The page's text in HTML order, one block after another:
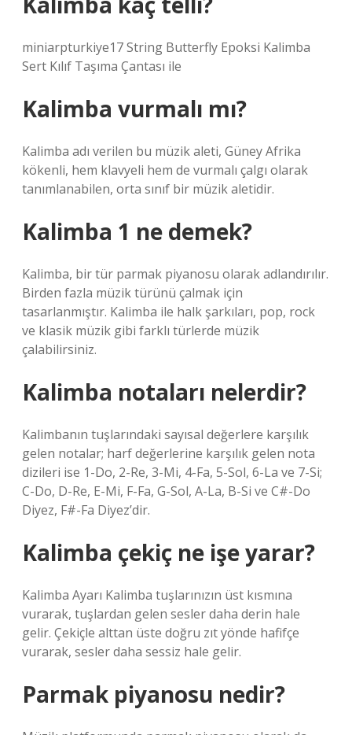
miniarpturkiye17 String Butterfly Epoksi Kalimba
Sert Kılıf Taşıma Çantası ile
Kalimba vurmalı mı?
Kalimba adı verilen bu müzik aleti, Güney Afrika
kökenli, hem klavyeli hem de vurmalı çalgı olarak
tanımlanabilen, orta sınıf bir müzik aletidir.
Kalimba 1 ne demek?
Kalimba, bir tür parmak piyanosu olarak adlandırılır.
Birden fazla müzik türünü çalmak için
tasarlanmıştır. Kalimba ile halk şarkıları, pop, rock
ve klasik müzik gibi farklı türlerde müzik
çalabilirsiniz.
Kalimba notaları nelerdir?
Kalimbanın tuşlarındaki sayısal değerlere karşılık
gelen notalar; harf değerlerine karşılık gelen nota
dizileri ise 1-Do, 2-Re, 3-Mi, 4-Fa, 5-Sol, 6-La ve 7-Si;
C-Do, D-Re, E-Mi, F-Fa, G-Sol, A-La, B-Si ve C#-Do
Diyez, F#-Fa Diyez’dir.
Kalimba çekiç ne işe yarar?
Kalimba Ayarı Kalimba tuşlarınızın üst kısmına
vurarak, tuşlardan gelen sesler daha derin hale
gelir. Çekiçle alttan üste doğru zıt yönde hafifçe
vurarak, sesler daha sessiz hale gelir.
Parmak piyanosu nedir?